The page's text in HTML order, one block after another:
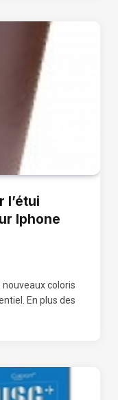
l’étui
Iphone
coloris
En plus des